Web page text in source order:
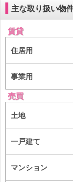
主な取り扱い物
賃貸
住居用
事業用
売買
土地
一戸建て
マンション